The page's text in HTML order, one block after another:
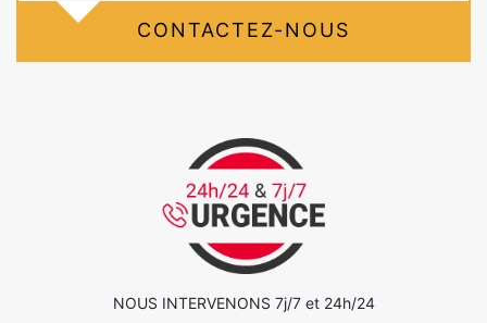
CONTACTEZ-NOUS
NOUS INTERVENONS 7j/7 et 24h/24